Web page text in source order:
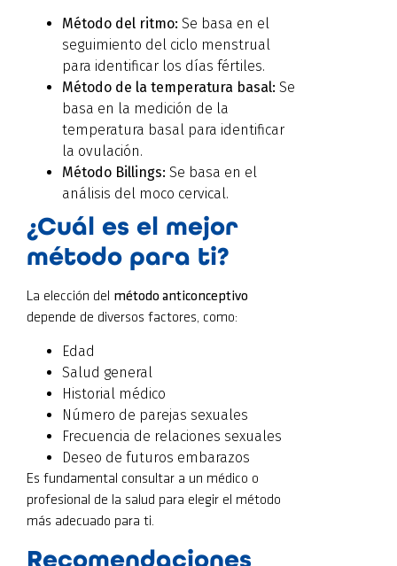
Método del ritmo: Se basa en el
seguimiento del ciclo menstrual
para identificar los días fértiles.
Método de la temperatura basal: Se
basa en la medición de la
temperatura basal para identificar
la ovulación.
Método Billings: Se basa en el
análisis del moco cervical.
¿Cuál es el mejor
método para ti?
La elección del método anticonceptivo
depende de diversos factores, como:
Edad
Salud general
Historial médico
Número de parejas sexuales
Frecuencia de relaciones sexuales
Deseo de futuros embarazos
Es fundamental consultar a un médico o
profesional de la salud para elegir el método
más adecuado para ti.